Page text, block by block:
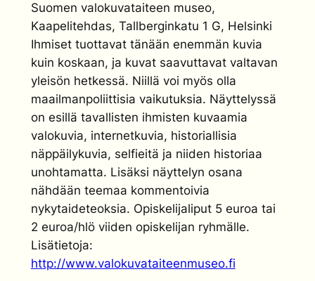
Suomen valokuvataiteen museo,
Kaapelitehdas, Tallberginkatu 1 G, Helsinki
Ihmiset tuottavat tänään enemmän kuvia
kuin koskaan, ja kuvat saavuttavat valtavan
yleisön hetkessä. Niillä voi myös olla
maailmanpoliittisia vaikutuksia. Näyttelyssä
on esillä tavallisten ihmisten kuvaamia
valokuvia, internetkuvia, historiallisia
näppäilykuvia, selfieitä ja niiden historiaa
unohtamatta. Lisäksi näyttelyn osana
nähdään teemaa kommentoivia
nykytaideteoksia. Opiskelijaliput 5 euroa tai
2 euroa/hlö viiden opiskelijan ryhmälle.
Lisätietoja:
http://www.valokuvataiteenmuseo.fi